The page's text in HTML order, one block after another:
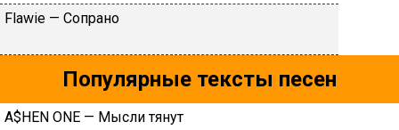
Flаwiе — Coпpaнo
Популярные тексты песен
А$НЕN ОNЕ — Mыcли тянут